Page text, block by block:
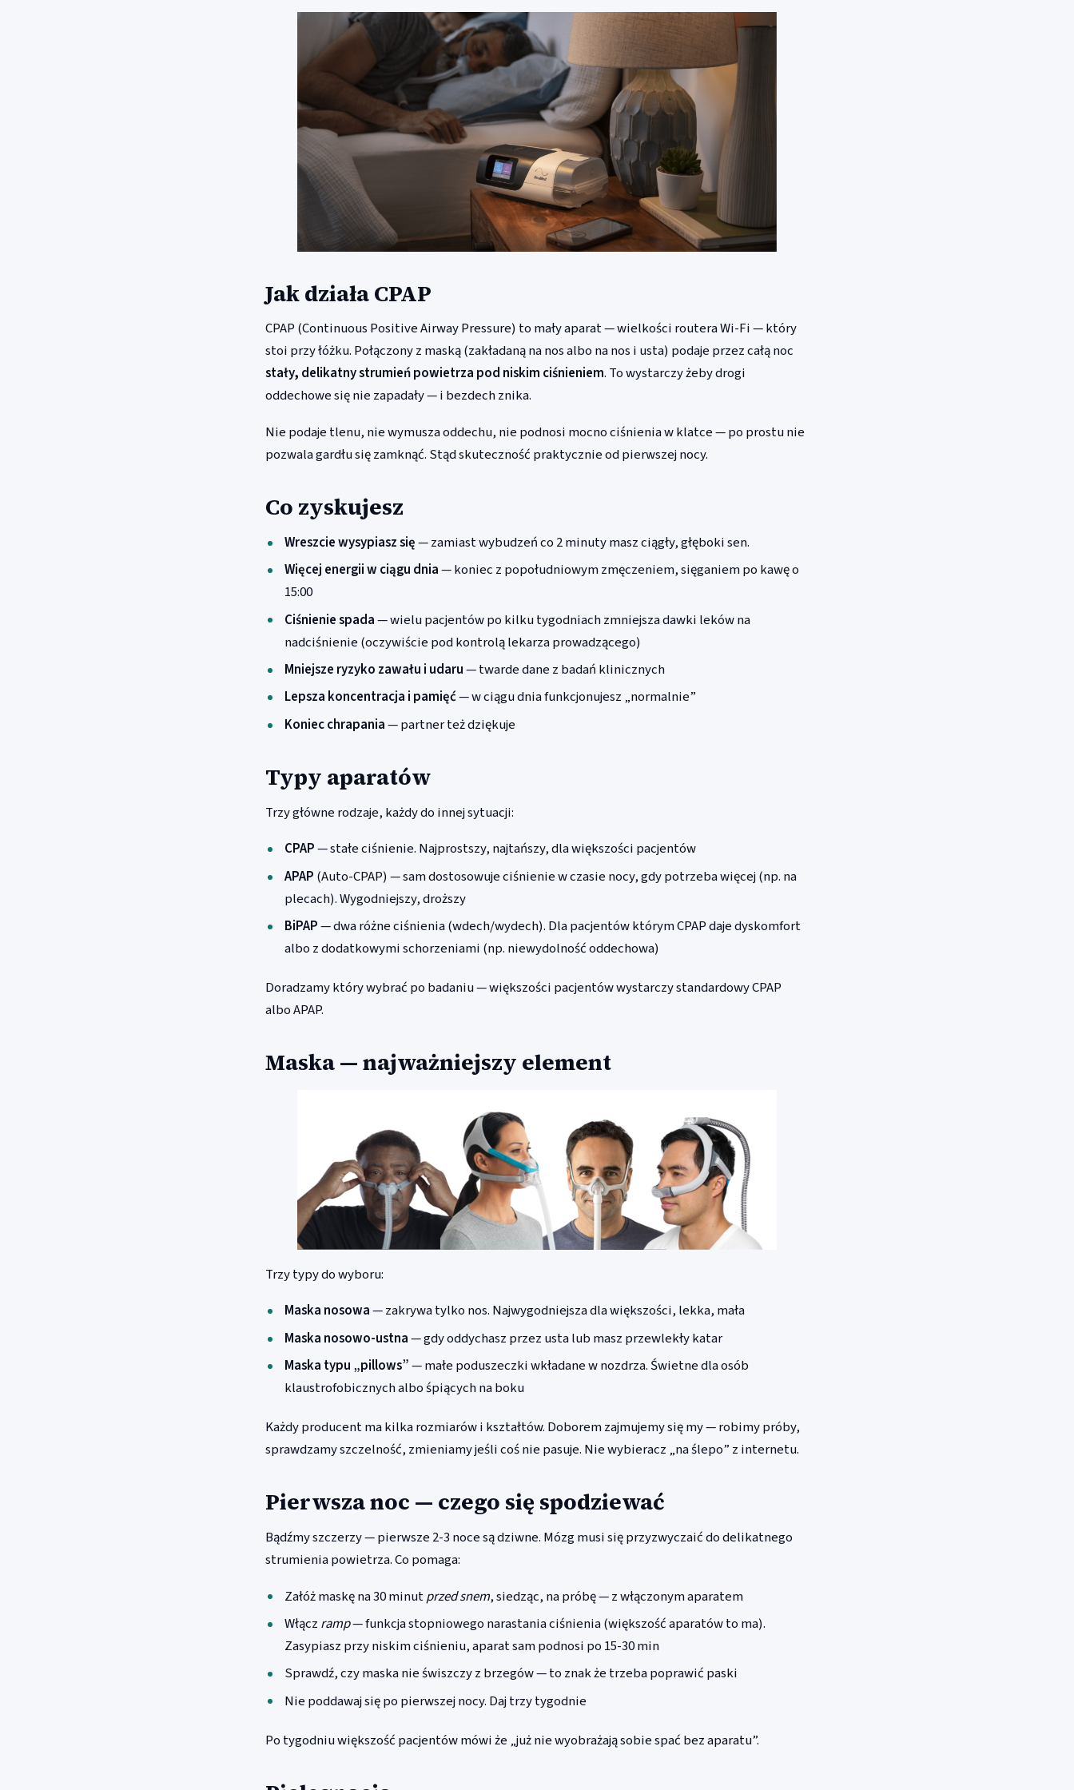
Jak działa CPAP
CPAP (Continuous Positive Airway Pressure) to mały aparat — wielkości routera Wi-Fi — który
stoi przy łóżku. Połączony z maską (zakładaną na nos albo na nos i usta) podaje przez całą noc
stały, delikatny strumień powietrza pod niskim ciśnieniem. To wystarczy żeby drogi
oddechowe się nie zapadały — i bezdech znika.
Nie podaje tlenu, nie wymusza oddechu, nie podnosi mocno ciśnienia w klatce — po prostu nie
pozwala gardłu się zamknąć. Stąd skuteczność praktycznie od pierwszej nocy.
Co zyskujesz
Wreszcie wysypiasz się— zamiast wybudzeń co 2 minuty masz ciągły, głęboki sen.
Więcej energii w ciągu dnia— koniec z popołudniowym zmęczeniem, sięganiem po kawę o
15:00
Ciśnienie spada— wielu pacjentów po kilku tygodniach zmniejsza dawki leków na
nadciśnienie (oczywiście pod kontrolą lekarza prowadzącego)
Mniejsze ryzyko zawału i udaru— twarde dane z badań klinicznych
Lepsza koncentracja i pamięć— w ciągu dnia funkcjonujesz „normalnie”
Koniec chrapania— partner też dziękuje
Typy aparatów
Trzy główne rodzaje, każdy do innej sytuacji:
CPAP— stałe ciśnienie. Najprostszy, najtańszy, dla większości pacjentów
APAP (Auto-CPAP) — sam dostosowuje ciśnienie w czasie nocy, gdy potrzeba więcej (np. na
plecach). Wygodniejszy, droższy
BiPAP— dwa różne ciśnienia (wdech/wydech). Dla pacjentów którym CPAP daje dyskomfort
albo z dodatkowymi schorzeniami (np. niewydolność oddechowa)
Doradzamy który wybrać po badaniu — większości pacjentów wystarczy standardowy CPAP
albo APAP.
Maska — najważniejszy element
Trzy typy do wyboru:
Maska nosowa— zakrywa tylko nos. Najwygodniejsza dla większości, lekka, mała
Maska nosowo-ustna— gdy oddychasz przez usta lub masz przewlekły katar
Maska typu „pillows”— małe poduszeczki wkładane w nozdrza. Świetne dla osób
klaustrofobicznych albo śpiących na boku
Każdy producent ma kilka rozmiarów i kształtów. Doborem zajmujemy się my — robimy próby,
sprawdzamy szczelność, zmieniamy jeśli coś nie pasuje. Nie wybieracz „na ślepo” z internetu.
Pierwsza noc — czego się spodziewać
Bądźmy szczerzy — pierwsze 2-3 noce są dziwne. Mózg musi się przyzwyczaić do delikatnego
strumienia powietrza. Co pomaga:
Załóż maskę na 30 minutprzed snem, siedząc, na próbę — z włączonym aparatem
Włącz ramp— funkcja stopniowego narastania ciśnienia (większość aparatów to ma).
Zasypiasz przy niskim ciśnieniu, aparat sam podnosi po 15-30 min
Sprawdź, czy maska nie świszczy z brzegów — to znak że trzeba poprawić paski
Nie poddawaj się po pierwszej nocy. Daj trzy tygodnie
Po tygodniu większość pacjentów mówi że „już nie wyobrażają sobie spać bez aparatu”.